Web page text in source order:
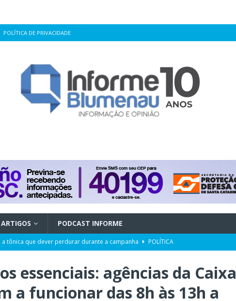
POLÍTICA DE PRIVACIDADE
ARTIGOS PODCAST INFORME
tônica que dever perdurar durante a campanha
POLÍTICA
em Santa Catarina
ARTIGOS
por portos e milho após reuniões em Assunção
POLÍTICA
essenciais: agências da Caixa
a funcionar das 8h às 13h a